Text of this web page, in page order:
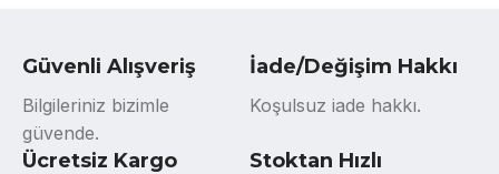
Güvenli Alışveriş
Bilgileriniz bizimle
güvende.
İade/Değişim Hakkı
Koşulsuz iade hakkı.
Ücretsiz Kargo
Stoktan Hızlı